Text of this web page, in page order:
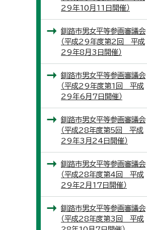
29年10月11日開催）
釧路市男女平等参画審議会
（平成29年度第2回 平成
29年8月3日開催）
釧路市男女平等参画審議会
（平成29年度第1回 平成
29年6月7日開催）
釧路市男女平等参画審議会
（平成28年度第5回 平成
29年3月24日開催）
釧路市男女平等参画審議会
（平成28年度第4回 平成
29年2月17日開催）
釧路市男女平等参画審議会
（平成28年度第3回 平成